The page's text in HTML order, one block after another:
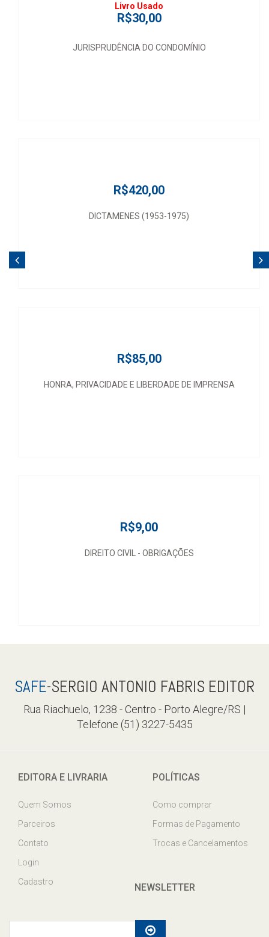
Livro Usado
R$30,00
JURISPRUDÊNCIA DO CONDOMÍNIO
R$420,00
DICTAMENES (1953-1975)
R$85,00
HONRA, PRIVACIDADE E LIBERDADE DE IMPRENSA
R$9,00
DIREITO CIVIL - OBRIGAÇÕES
SAFE-SERGIO ANTONIO FABRIS EDITOR
Rua Riachuelo, 1238 - Centro - Porto Alegre/RS |
Telefone (51) 3227-5435
EDITORA E LIVRARIA
Quem Somos
Parceiros
Contato
Login
Cadastro
POLÍTICAS
Como comprar
Formas de Pagamento
Trocas e Cancelamentos
NEWSLETTER